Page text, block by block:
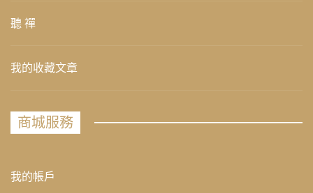
聽 禪
我的收藏文章
商城服務
我的帳戶